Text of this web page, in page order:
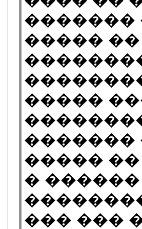
�������
�����
�����
�������
�����
�
��� ���